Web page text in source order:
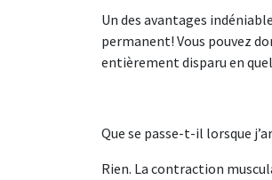
Un des avantages
permanent! Vous pouvez
entièrement disparu en
Que se passe-t-il lorsque
Rien. La contraction